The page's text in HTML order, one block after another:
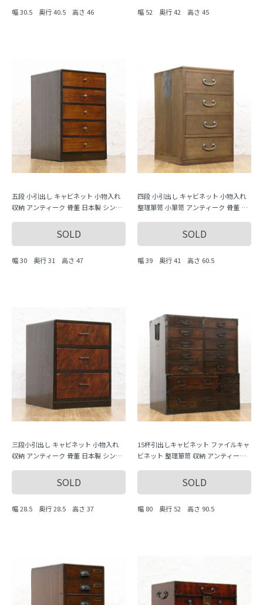
幅 30.5 奥行 40.5 高さ 46 幅 52 奥行 42 高さ 45
五段 小引出し キャビネット 小物入れ
収納 アンティーク 骨董 日本製 シンプ
SOLD
幅 30 奥行 31 高さ 47
四段 小引出し キャビネット 小物入れ
整理箪笥 小箪笥 アンティーク 骨董 日
SOLD
幅 39 奥行 41 高さ 60.5
三段小引出し キャビネット 小物入れ
収納 アンティーク 骨董 日本製 シンプ
SOLD
幅 28.5 奥行 28.5 高さ 37
15杯引出しキャビネット ファイルキャ
ビネット 整理箪笥 収納 アンティーク
SOLD
幅 80 奥行 52 高さ 90.5